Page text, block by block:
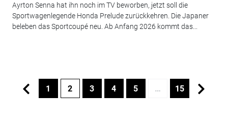
Ayrton Senna hat ihn noch im TV beworben, jetzt soll die
Sportwagenlegende Honda Prelude zurückkehren. Die Japaner
beleben das Sportcoupé neu. Ab Anfang 2026 kommt das...
1 2 3 4 5 … 15